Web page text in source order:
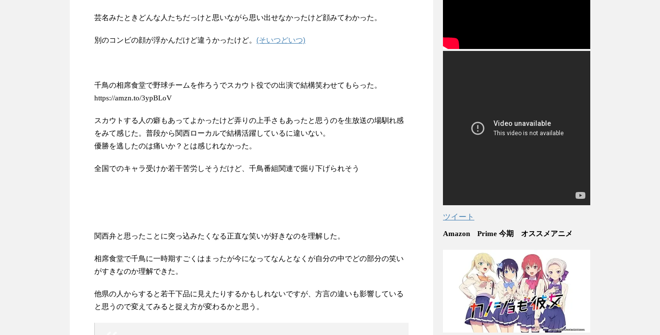
芸名みたときどんな人たちだっけと思いながら思い出せなかったけど顔みてわかった。
別のコンビの顔が浮かんだけど違うかったけど。 (そいつどいつ)
千鳥の相席食堂で野球チームを作ろうでスカウト役での出演で結構笑わせてもらった。
https://amzn.to/3ypBLoV
スカウトする人の癖もあってよかったけど弄りの上手さもあったと思うのを生放送の場馴れ感
をみて感じた。普段から関西ローカルで結構活躍しているに違いない。
優勝を逃したのは痛いか？とは感じれなかった。
全国でのキャラ受けか若干苦労しそうだけど、千鳥番組関連で掘り下げられそう
関西弁と思ったことに突っ込みたくなる正直な笑いが好きなのを理解した。
相席食堂で千鳥に一時期すごくはまったが今になってなんとなくが自分の中でどの部分の笑い
がすきなのか理解できた。
他県の人からすると若干下品に見えたりするかもしれないですが、方言の違いも影響している
と思うので変えてみると捉え方が変わるかと思う。
ツイート
Amazon Prime 今期 オススメアニメ